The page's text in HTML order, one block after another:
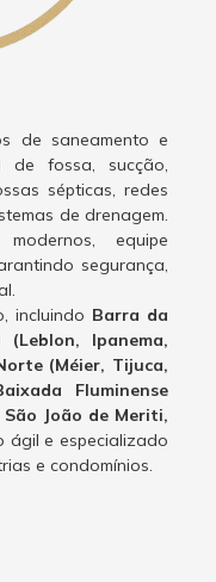
de saneamento e
de fossa, sucção,
sépticas, redes
de drenagem.
equipe
segurança,
incluindo Barra da
Ipanema,
(Méier, Tijuca,
Fluminense
João de Meriti,
ágil e especializado
e condomínios.